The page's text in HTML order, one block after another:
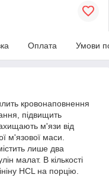
Оплата Умови
кровонаповнення
підвищить
м'язи від
м'язової маси.
лише два
малат. В кількості
HCL на порцію.